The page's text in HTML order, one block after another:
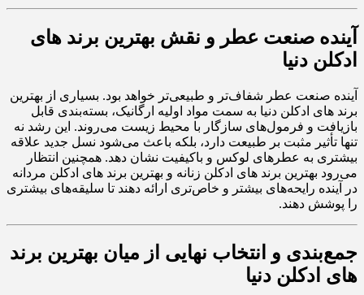
آینده صنعت عطر و نقش بهترین برند های
ادکلن دنیا
آینده صنعت عطر شفاف‌تر و طبیعی‌تر خواهد بود. بسیاری از بهترین
برند های ادکلن دنیا به سمت مواد اولیه ارگانیک، بسته‌بندی قابل
بازیافت و فرمول‌های سازگار با محیط زیست می‌روند. این رشد نه
تنها تأثیر مثبت بر طبیعت دارد، بلکه باعث می‌شود نسل جدید علاقه
بیشتری به عطرهای لوکس و باکیفیت نشان دهد. همچنین انتظار
می‌رود بهترین برند های ادکلن زنانه و بهترین برند های ادکلن مردانه
در آینده رایحه‌های بیشتر و خاص‌تری ارائه دهند تا سلیقه‌های بیشتری
را پوشش دهند.
جمع‌بندی و انتخاب نهایی از میان بهترین برند
های ادکلن دنیا